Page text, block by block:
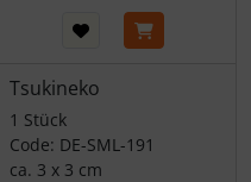
Tsukineko
1 Stück
Code: DE-SML-191
ca. 3 x 3 cm